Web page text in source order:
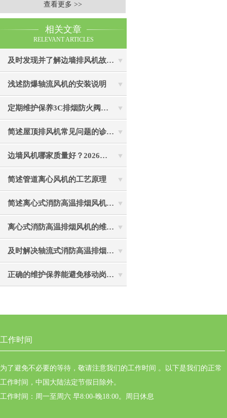
查看更多 >>
相关文章
RELEVANT ARTICLES
及时发现并了解边墙排风机故障为安全生产保驾护航
浅述防爆轴流风机的安装说明
定期维护保养3C排烟防火阀所需要重要的事项分享
简述屋顶排风机常见问题的诊断与解决方法
边墙风机哪家质量好？2026年边墙风机生产厂家选购指南
简述管道离心风机的工艺原理
简述离心式消防高温排烟风机在使用中应注意的要点
离心式消防高温排烟风机的维护保养及安装注意事项介绍
及时解决轴流式消防高温排烟风机故障是确保生命通道畅通的核心保障
正确的维护保养能避免移动岗位式轴流风机被外力破坏
工作时间
为了避免不必要的等待，敬请注意我们的工作时间 。以下是我们的正常
工作时间，中国大陆法定节假日除外。
工作时间：周一至周六 早8:00-晚18:00。周日休息